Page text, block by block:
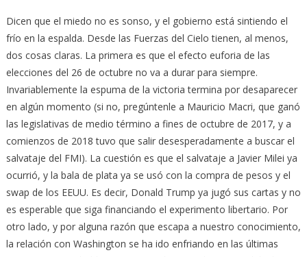
Dicen que el miedo no es sonso, y el gobierno está sintiendo el
frío en la espalda. Desde las Fuerzas del Cielo tienen, al menos,
dos cosas claras. La primera es que el efecto euforia de las
elecciones del 26 de octubre no va a durar para siempre.
Invariablemente la espuma de la victoria termina por desaparecer
en algún momento (si no, pregúntenle a Mauricio Macri, que ganó
las legislativas de medio término a fines de octubre de 2017, y a
comienzos de 2018 tuvo que salir desesperadamente a buscar el
salvataje del FMI). La cuestión es que el salvataje a Javier Milei ya
ocurrió, y la bala de plata ya se usó con la compra de pesos y el
swap de los EEUU. Es decir, Donald Trump ya jugó sus cartas y no
es esperable que siga financiando el experimento libertario. Por
otro lado, y por alguna razón que escapa a nuestro conocimiento,
la relación con Washington se ha ido enfriando en las últimas